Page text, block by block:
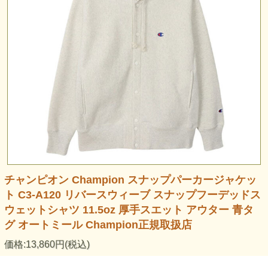
チャンピオン Champion スナップパーカージャケッ
ト C3-A120 リバースウィーブ スナップフーデッドス
ウェットシャツ 11.5oz 厚手スエット アウター 青タ
グ オートミール Champion正規取扱店
価格:13,860円(税込)